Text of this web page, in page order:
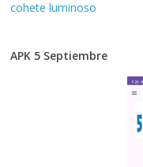
cohete luminoso
APK 5 Septiembre